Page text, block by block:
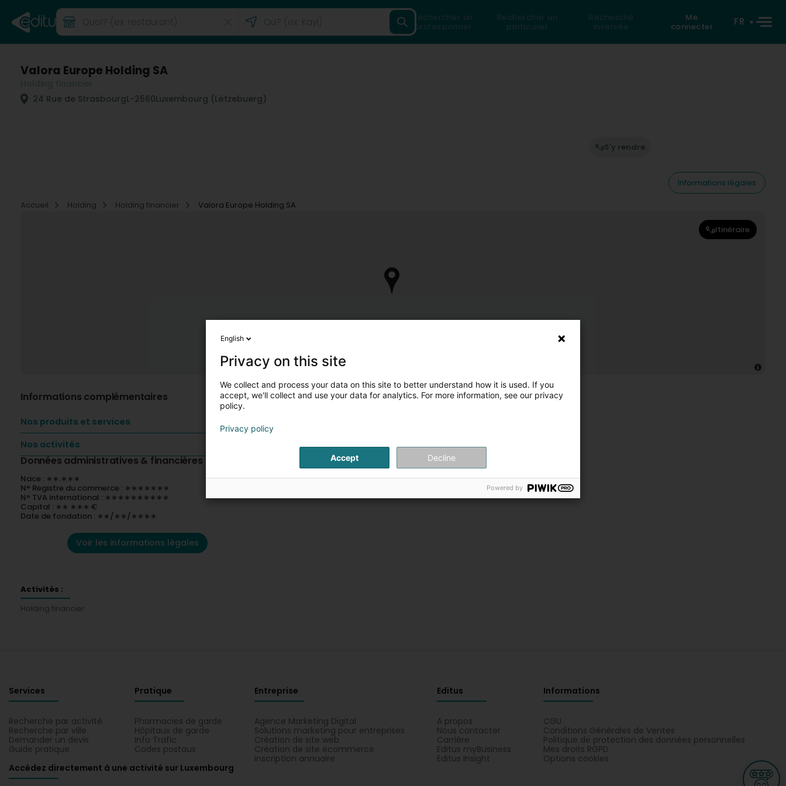
Rechercher un
professionnel
Rechercher un
particulier
Recherche
inversée
Me
connecter
FR
Valora Europe Holding SA
24 Rue de StrasbourgL-2560Luxembourg (Lëtzebuerg)
S'y rendre
Informations légales
Accueil
Holding Holding financier Valora Europe Holding SA
Itinéraire
Informations complémentaires
Nos produits et services
Nos activités
Données administratives & financières
Nace : ∗∗.∗∗∗
N° Registre du commerce : ∗∗∗∗∗∗∗
N° TVA international : ∗∗∗∗∗∗∗∗∗∗
Capital : ∗∗ ∗∗∗ €
Date de fondation : ∗∗/∗∗/∗∗∗∗
Voir les informations légales
Activités :
Holding financier
Services
Recherche par activité
Recherche par ville
Demander un devis
Guide pratique
Pratique
Pharmacies de garde
Hôpitaux de garde
Info Trafic
Codes postaux
Entreprise
Agence Marketing Digital
Solutions marketing pour entreprises
Création de site web
Création de site ecommerce
Inscription annuaire
Editus
A propos
Nous contacter
Carrière
Editus myBusiness
Editus Insight
Informations
CGU
Conditions Générales de Ventes
Politique de protection des données personnelles
Mes droits RGPD
Options cookies
Accédez directement à une activité sur Luxembourg
English
Privacy on this site
We collect and process your data on this site to better understand how it is used. If you
accept, we'll collect and use your data for analytics. For more information, see our privacy
policy.
Privacy policy
Accept Decline
Powered by